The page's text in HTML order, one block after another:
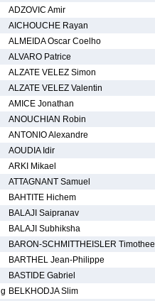
ADZOVIC Amir
AICHOUCHE Rayan
ALMEIDA Oscar Coelho
ALVARO Patrice
ALZATE VELEZ Simon
ALZATE VELEZ Valentin
AMICE Jonathan
ANOUCHIAN Robin
ANTONIO Alexandre
AOUDIA Idir
ARKI Mikael
ATTAGNANT Samuel
BAHTITE Hichem
BALAJI Saipranav
BALAJI Subhiksha
BARON-SCHMITTHEISLER Timothee
BARTHEL Jean-Philippe
BASTIDE Gabriel
g BELKHODJA Slim